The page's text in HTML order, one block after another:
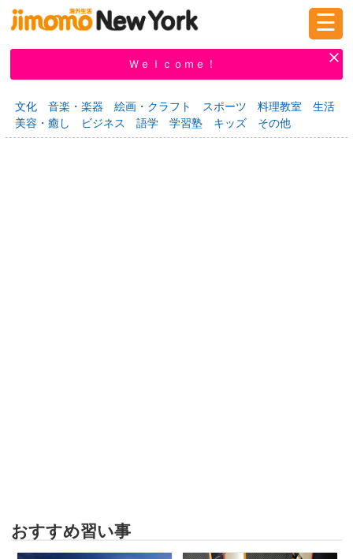
掲示板 タウン情報 教えて！
☰
Ｗｅｌｃｏｍｅ！
文化 音楽・楽器 絵画・クラフト スポーツ 料理教室
生活
美容・癒し
ビジネス 語学 学習塾 キッズ その他
おすすめ習い事